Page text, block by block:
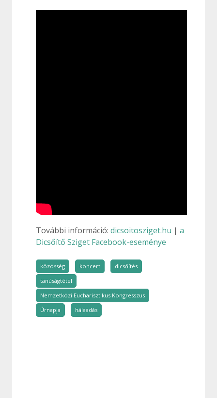
További információ: dicsoitosziget.hu | a
Dicsőítő Sziget Facebook-eseménye
közösség koncert
dicsőítés
tanúságtétel
Nemzetközi Eucharisztikus Kongresszus
Úrnapja
hálaadás